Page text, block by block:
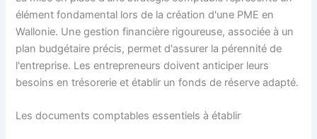
élément fondamental lors de la création d'une PME en
Wallonie. Une gestion financière rigoureuse, associée à un
plan budgétaire précis, permet d'assurer la pérennité de
l'entreprise. Les entrepreneurs doivent anticiper leurs
besoins en trésorerie et établir un fonds de réserve adapté.
Les documents comptables essentiels à établir